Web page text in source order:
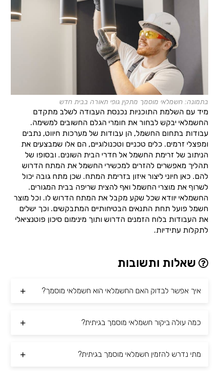
בתמונה: חשמלאי מוסמך מתקין גופי תאורה בבית חדש
מיד עם השלמת התוכניות נכנסת העבודה לשלב מתקדם
החשמלאי יבקש לבחור את חומרי הגלם החשובים למשימה.
עבודות בתחום החשמל, הן עבודות של מערכות חיווט, נתבים
ומפצלי זרמים. כלים טכניים וטכנולוגיים, הם אלו שמבצעים את
הניתוב של זרימת החשמל אל חדרי הבית השונים. ובסופו של
תהליך מאפשרים להזרים למכשירי החשמל את המתח הדרוש
להם. כאן חיוני ליצור איזון בזרימת המתח. שכן מתח גובה יכול
לשרוף את מוצרי החשמל ואף להצית שריפה בבית המגורים.
החשמלאי יוודא שכל שקע מקבל את המתח הדרוש לו. וכל מוצר
חשמל פועל תחת התנאים הבטיחותיים המתבקשים. וכך ישלים
את העבודות בלוח הזמנים הדרוש ותוך מינימום סיכון פוטנציאלי
לתקלות עתידיות.
שאלות ותשובות
איך אפשר לבדוק האם החשמלאי הוא חשמלאי מוסמך?
כמה עולה ביקור חשמלאי מוסמך בגיתית?
מתי נדרש להזמין חשמלאי מוסמך בגיתית?